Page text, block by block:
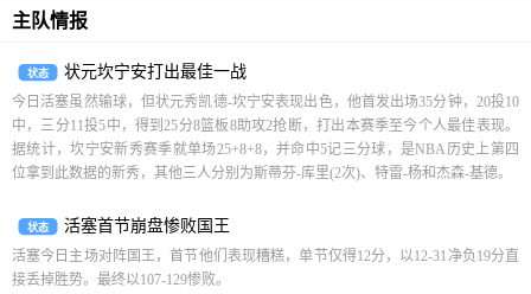
主队情报
状态 状元坎宁安打出最佳一战
今日活塞虽然输球，但状元秀凯德-坎宁安表现出色，他首发出场35分钟，20投10
中，三分11投5中，得到25分8篮板8助攻2抢断，打出本赛季至今个人最佳表现。
据统计，坎宁安新秀赛季就单场25+8+8，并命中5记三分球，是NBA历史上第四
位拿到此数据的新秀，其他三人分别为斯蒂芬-库里(2次)、特雷-杨和杰森-基德。
状态 活塞首节崩盘惨败国王
活塞今日主场对阵国王，首节他们表现糟糕，单节仅得12分，以12-31净负19分直
接丢掉胜势。最终以107-129惨败。